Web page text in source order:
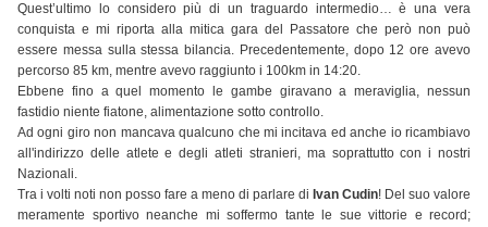
Quest’ultimo lo considero più di un traguardo intermedio… è una vera
conquista e mi riporta alla mitica gara del Passatore che però non può
essere messa sulla stessa bilancia. Precedentemente, dopo 12 ore avevo
percorso 85 km, mentre avevo raggiunto i 100km in 14:20.
Ebbene fino a quel momento le gambe giravano a meraviglia, nessun
fastidio niente fiatone, alimentazione sotto controllo.
Ad ogni giro non mancava qualcuno che mi incitava ed anche io ricambiavo
all'indirizzo delle atlete e degli atleti stranieri, ma soprattutto con i nostri
Nazionali.
Tra i volti noti non posso fare a meno di parlare di Ivan Cudin! Del suo valore
meramente sportivo neanche mi soffermo tante le sue vittorie e record;